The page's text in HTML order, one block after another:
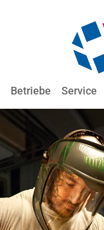
Betriebe Service